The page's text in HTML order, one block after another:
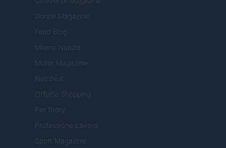
Donne Magazine
Food Blog
Milano Notizie
Motor Magazine
Notizie.it
Offerte Shopping
Pet Story
Professione Lavoro
Sport Magazine